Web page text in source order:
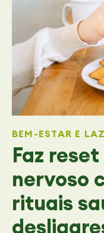
Faz
nervoso
rituais
BEM-ESTAR E